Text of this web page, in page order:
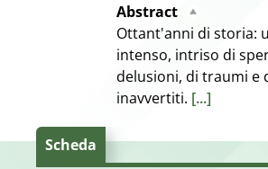
Abstract
Ottant'anni di storia:
intenso, intriso di
delusioni, di traumi e
inavvertiti. [...]
Scheda